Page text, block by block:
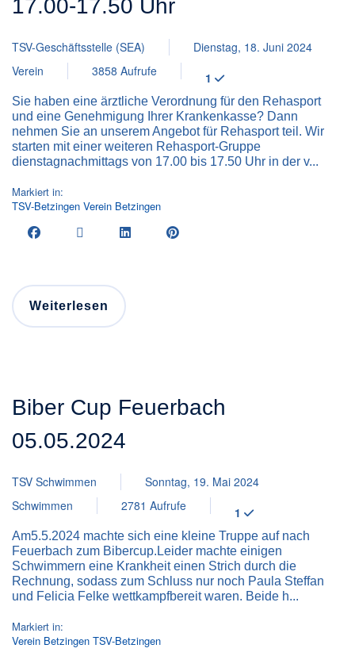
17.00-17.50 Uhr
TSV-Geschäftsstelle (SEA)
Dienstag, 18. Juni 2024
Verein
3858 Aufrufe 1
Sie haben eine ärztliche Verordnung für den Rehasport
und eine Genehmigung Ihrer Krankenkasse? Dann
nehmen Sie an unserem Angebot für Rehasport teil. Wir
starten mit einer weiteren Rehasport-Gruppe
dienstagnachmittags von 17.00 bis 17.50 Uhr in der v...
Markiert in:
TSV-Betzingen Verein Betzingen
Weiterlesen
Biber Cup Feuerbach
05.05.2024
TSV Schwimmen
Sonntag, 19. Mai 2024
Schwimmen
2781 Aufrufe 1
Am5.5.2024 machte sich eine kleine Truppe auf nach
Feuerbach zum Bibercup.Leider machte einigen
Schwimmern eine Krankheit einen Strich durch die
Rechnung, sodass zum Schluss nur noch Paula Steffan
und Felicia Felke wettkampfbereit waren. Beide h...
Markiert in:
Verein Betzingen TSV-Betzingen